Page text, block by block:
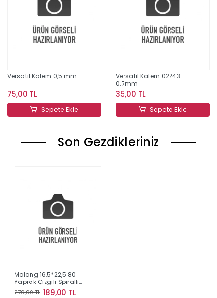
Versatil Kalem 0,5 mm
75,00 TL
Sepete Ekle
Versatil Kalem 02243
0.7mm
35,00 TL
Sepete Ekle
Son Gezdikleriniz
Molang 16,5*22,5 80
Yaprak Çizgili Spiralli
Karton Kapak Defter
270,00 TL 189,00 TL